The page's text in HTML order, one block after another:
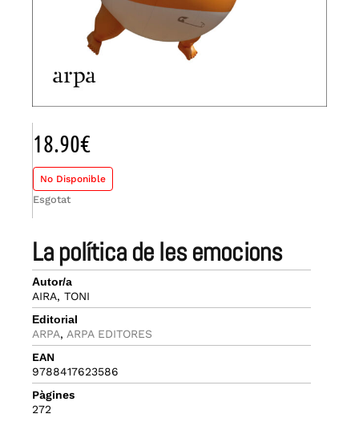
la política de les emocions
Autor/a
AIRA, TONI
Editorial
ARPA,ARPA EDITORES
EAN
9788417623586
Pàgines
272
18.90€
No Disponible
Esgotat